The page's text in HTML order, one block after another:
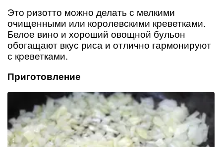
Это ризотто можно делать с мелкими
очищенными или королевскими креветками.
Белое вино и хороший овощной бульон
обогащают вкус риса и отлично гармонируют
с креветками.
Приготовление